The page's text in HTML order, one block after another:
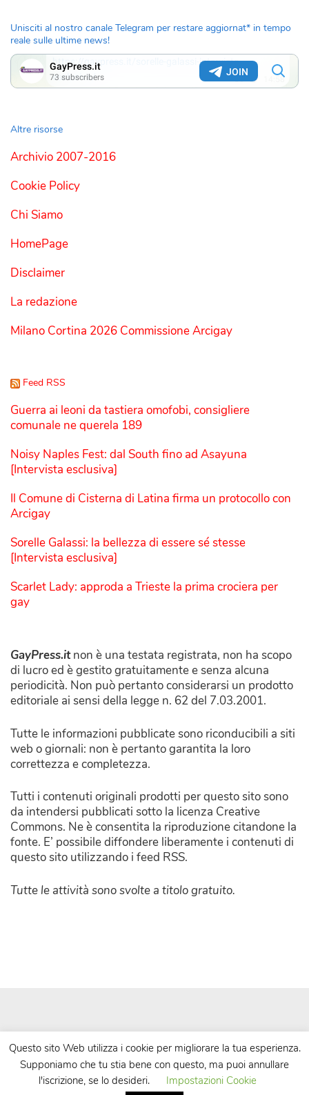
Unisciti al nostro canale Telegram per restare aggiornat* in tempo
reale sulle ultime news!
Altre risorse
Archivio 2007-2016
Cookie Policy
Chi Siamo
HomePage
Disclaimer
La redazione
Milano Cortina 2026 Commissione Arcigay
Feed RSS
Guerra ai leoni da tastiera omofobi, consigliere
comunale ne querela 189
Noisy Naples Fest: dal South fino ad Asayuna
[Intervista esclusiva]
Il Comune di Cisterna di Latina firma un protocollo con
Arcigay
Sorelle Galassi: la bellezza di essere sé stesse
[Intervista esclusiva]
Scarlet Lady: approda a Trieste la prima crociera per
gay
GayPress.itnon è una testata registrata, non ha scopo
di lucro ed è gestito gratuitamente e senza alcuna
periodicità. Non può pertanto considerarsi un prodotto
editoriale ai sensi della legge n. 62 del 7.03.2001.
Tutte le informazioni pubblicate sono riconducibili a siti
web o giornali: non è pertanto garantita la loro
correttezza e completezza.
Tutti i contenuti originali prodotti per questo sito sono
da intendersi pubblicati sotto la licenza Creative
Commons. Ne è consentita la riproduzione citandone la
fonte. E’ possibile diffondere liberamente i contenuti di
questo sito utilizzando i feed RSS.
Tutte le attività sono svolte a titolo gratuito.
| Powered byWordPress| Theme byTheBootstrapThemes
Questo sito Web utilizza i cookie per migliorare la tua esperienza.
Supponiamo che tu stia bene con questo, ma puoi annullare
l'iscrizione, se lo desideri.
Impostazioni Cookie